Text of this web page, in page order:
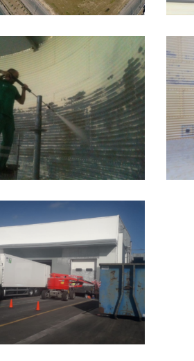
DEPÓSITOS DE AGUA
POTABLE Y CONTRA
EN BLOQUE
LOGÍSTICO